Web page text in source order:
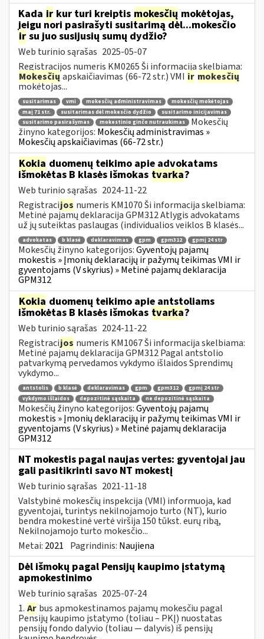
Kada ir kur turi kreiptis mokesčių mokėtojas,
jeigu nori pasirašyti susitarimą dėl...mokesčio
ir su juo susijusių sumų dydžio?
Web turinio sąrašas 2025-05-07
Registracijos numeris KM0265 Ši informacija skelbiama:
Mokesčių apskaičiavimas (66-72 str.) VMI ir mokesčių
mokėtojas...
susitarimas vmi mokesčių administravimas
mokesčių mokėtojas
maį 71 str.
susitarimas dėl mokesčio dydžio
susitarimo inicijavimas
susitarimo pasirašymas
mokestinio ginčo nutraukimas
Mokesčių
žinyno kategorijos: Mokesčių administravimas »
Mokesčių apskaičiavimas (66-72 str.)
Kokia duomenų teikimo apie advokatams
išmokėtas B klasės išmokas tvarka?
Web turinio sąrašas 2024-11-22
Registracijos numeris KM1070 Ši informacija skelbiama:
Metinė pajamų deklaracija GPM312 Atlygis advokatams
už jų suteiktas paslaugas (individualios veiklos B klasės...
advokatas b klasė deklaravimas gpm gpm312 gpmį 24 str
Mokesčių žinyno kategorijos:Gyventojų pajamų
mokestis » Įmonių deklaracijų ir pažymų teikimas VMI ir
gyventojams (V skyrius) » Metinė pajamų deklaracija
GPM312
Kokia duomenų teikimo apie antstoliams
išmokėtas B klasės išmokas tvarka?
Web turinio sąrašas 2024-11-22
Registracijos numeris KM1067 Ši informacija skelbiama:
Metinė pajamų deklaracija GPM312 Pagal antstolio
patvarkymą pervedamos vykdymo išlaidos Sprendimų
vykdymo...
antstolis b klasė deklaravimas gpm gpm312
gpmį 24 str
vykdymo išlaidos
depozitinė sąskaita ne depozitinė sąskaita
Mokesčių žinyno kategorijos:Gyventojų pajamų
mokestis » Įmonių deklaracijų ir pažymų teikimas VMI ir
gyventojams (V skyrius) » Metinė pajamų deklaracija
GPM312
NT mokestis pagal naujas vertes: gyventojai jau
gali pasitikrinti savo NT mokestį
Web turinio sąrašas 2021-11-18
Valstybinė mokesčių inspekcija (VMI) informuoja, kad
gyventojai, turintys nekilnojamojo turto (NT), kurio
bendra mokestinė vertė viršija 150 tūkst. eurų ribą,
Nekilnojamojo turto mokesčio...
Metai: 2021 Pagrindinis: Naujiena
Dėl išmokų pagal Pensijų kaupimo įstatymą
apmokestinimo
Web turinio sąrašas 2025-07-24
1. Ar bus apmokestinamos pajamų mokesčiu pagal
Pensijų kaupimo įstatymo (toliau – PKĮ) nuostatas
pensijų fondo dalyvio (toliau — dalyvis) iš pensijų